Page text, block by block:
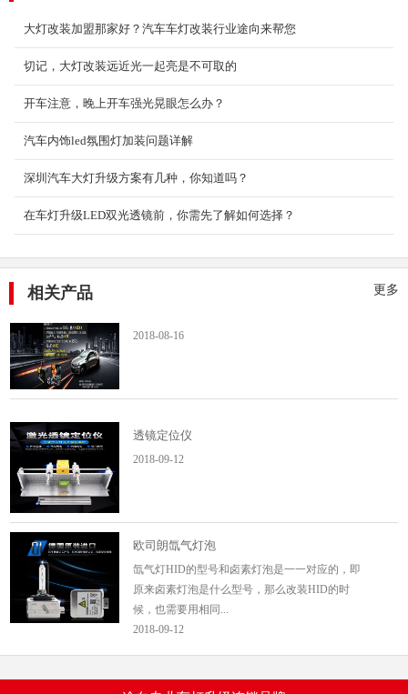
大灯改装加盟那家好？汽车车灯改装行业途向来帮您
切记，大灯改装远近光一起亮是不可取的
开车注意，晚上开车强光晃眼怎么办？
汽车内饰led氛围灯加装问题详解
深圳汽车大灯升级方案有几种，你知道吗？
在车灯升级LED双光透镜前，你需先了解如何选择？
更多
相关产品
2018-10-09
天骄系列问天LED激光大灯
2023-09-28
欧司朗CLC--LED双光透镜
2020-08-18
2018-09-12
氙气灯HID的型号和卤素灯泡是一一对应的，即
原来卤素灯泡是什么型号，那么改装HID的时
候，也需要用相同...
2018-09-12
豪华套餐（透镜+欧司朗35W安定器...
豪华套餐（来途透镜+欧司朗35W安定器+欧司朗